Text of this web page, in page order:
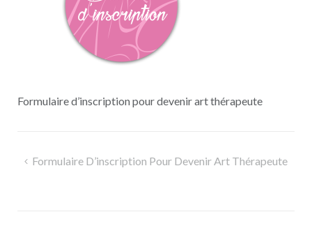
Formulaire d’inscription pour devenir art thérapeute
Navigation
Formulaire D’inscription Pour Devenir Art Thérapeute